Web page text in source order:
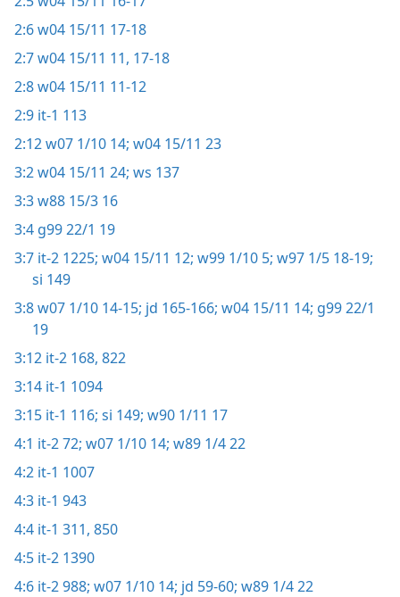
2:6w04 15/11 17-18
2:7w04 15/11 11, 17-18
2:8w04 15/11 11-12
2:9 it-1 113
2:12w07 1/10 14; w04 15/11 23
3:2w04 15/11 24; ws 137
3:3w88 15/3 16
3:4 g99 22/1 19
3:7 it-2 1225; w04 15/11 12; w99 1/10 5; w97 1/5 18-19;
si 149
3:8w07 1/10 14-15; jd 165-166; w04 15/11 14; g99 22/1
19
3:12 it-2 168, 822
3:14 it-1 1094
3:15 it-1 116; si 149; w90 1/11 17
4:1 it-2 72; w07 1/10 14; w89 1/4 22
4:2 it-1 1007
4:3 it-1 943
4:4 it-1 311, 850
4:5 it-2 1390
4:6 it-2 988; w07 1/10 14; jd 59-60; w89 1/4 22